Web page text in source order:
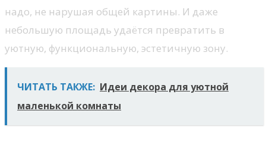
надо, не нарушая общей картины. И даже
небольшую площадь удаётся превратить в
уютную, функциональную, эстетичную зону.
ЧИТАТЬ ТАКЖЕ: Идеи декора для уютной
маленькой комнаты